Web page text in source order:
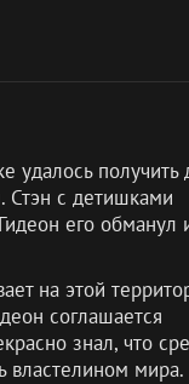
удалось получить
Стэн с детишками
его обманул
на этой
соглашается
знал, что
властелином мира.